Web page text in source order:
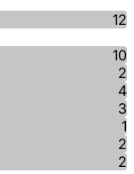
12
10
2
4
3
1
2
2